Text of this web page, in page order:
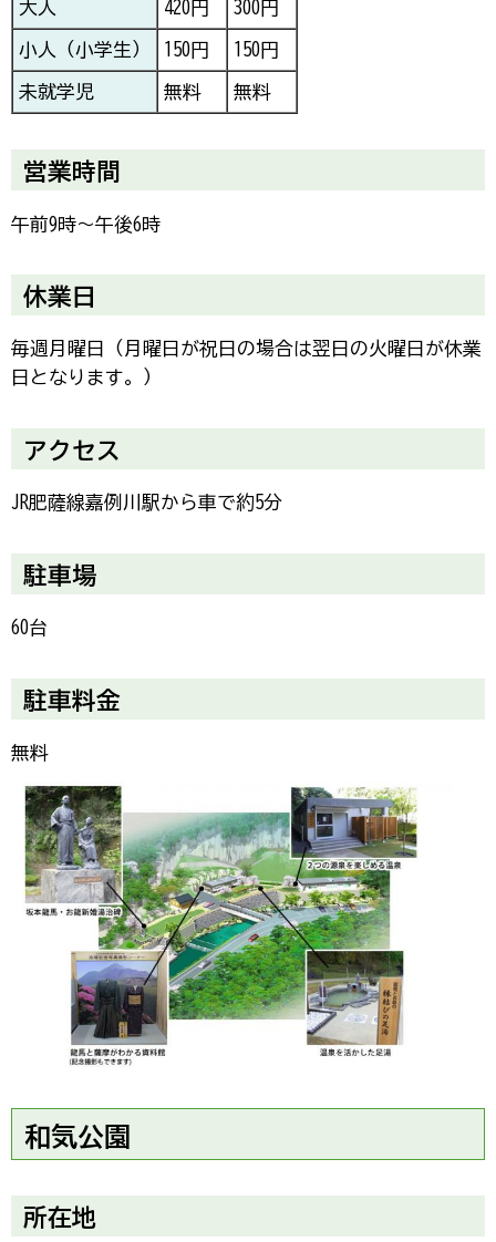
大人 420円 300円
小人（小学生） 150円 150円
未就学児 無料 無料
営業時間
午前9時～午後6時
休業日
毎週月曜日（月曜日が祝日の場合は翌日の火曜日が休業
日となります。）
アクセス
JR肥薩線嘉例川駅から車で約5分
駐車場
60台
駐車料金
無料
和気公園
所在地